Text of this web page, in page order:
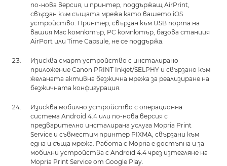
по-нова версия, и принтер, поддържащ AirPrint,
свързан към същата мрежа като вашето iOS
устройство. Принтер, свързан към USB порта на
вашия Mac компютър, PC компютър, базова станция
AirPort или Time Capsule, не се поддържа.
Изисква смарт устройство с инсталирано
приложение Canon PRINT Inkjet/SELPHY и свързано към
желаната активна безжична мрежа за реализиране на
безжичната конфигурация.
Изисква мобилно устройство с операционна
система Android 4.4 или по-нова версия с
предварително инсталирана услуга Mopria Print
Service и съвместим принтер PIXMA, свързани към
една и съща мрежа. Работа с Mopria е достъпна и за
мобилни устройства с Android 4.4 чрез изтегляне на
Mopria Print Service от Google Play.